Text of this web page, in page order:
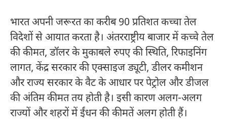
भारत अपनी जरूरत का करीब 90 प्रतिशत कच्चा तेल
विदेशों से आयात करता है। अंतरराष्ट्रीय बाजार में कच्चे तेल
की कीमत, डॉलर के मुकाबले रुपए की स्थिति, रिफाइनिंग
लागत, केंद्र सरकार की एक्साइज ड्यूटी, डीलर कमीशन
और राज्य सरकार के वैट के आधार पर पेट्रोल और डीजल
की अंतिम कीमत तय होती है। इसी कारण अलग-अलग
राज्यों और शहरों में ईंधन की कीमतें अलग होती हैं।